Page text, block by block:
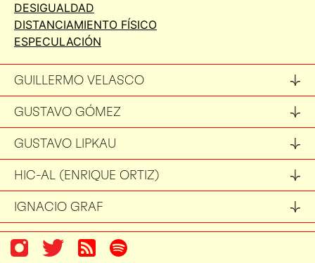
DESIGUALDAD
DISTANCIAMIENTO FÍSICO
ESPECULACIÓN
GUILLERMO VELASCO
GUSTAVO GÓMEZ
GUSTAVO LIPKAU
HIC-AL (ENRIQUE ORTIZ)
IGNACIO GRAF
IGNACIO KUNZ